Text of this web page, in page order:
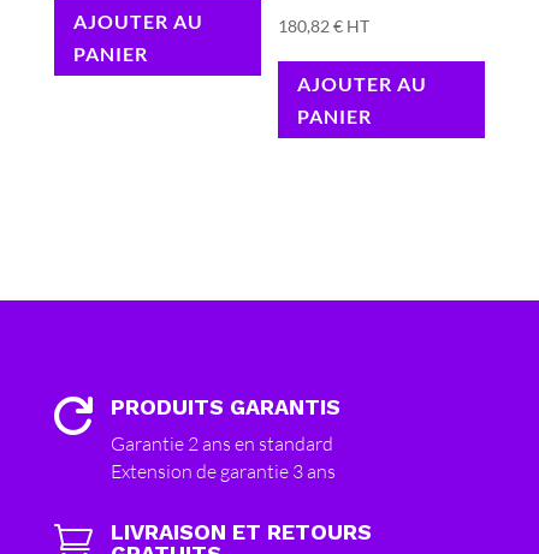
AJOUTER AU
PANIER
180,82€ HT
AJOUTER AU
PANIER
 PRODUITS GARANTIS
Garantie 2 ans en standard
Extension de garantie 3 ans

LIVRAISON ET RETOURS